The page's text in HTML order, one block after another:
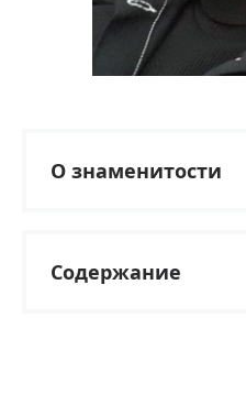
О знаменитости
Содержание